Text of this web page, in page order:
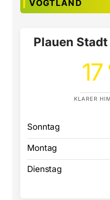
VOGTLAND
Plauen
17
KLARER
Sonntag
Montag
Dienstag